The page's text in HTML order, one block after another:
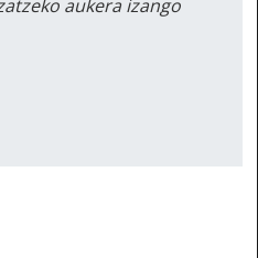
aukera izango